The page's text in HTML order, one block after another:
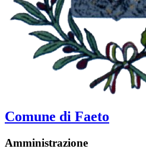
Comune di Faeto
Amministrazione